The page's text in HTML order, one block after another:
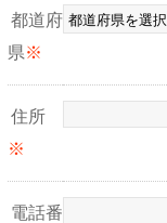
都道府
県※
住所
※
電話番